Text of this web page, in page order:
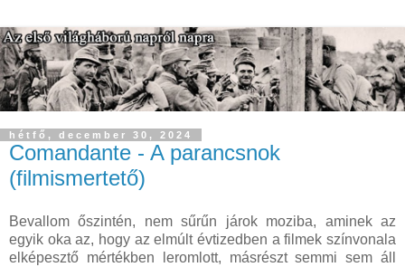
hétfő, december 30, 2024
Comandante - A parancsnok
(filmismertető)
Bevallom őszintén, nem sűrűn járok moziba, aminek az
egyik oka az, hogy az elmúlt évtizedben a filmek színvonala
elképesztő mértékben leromlott, másrészt semmi sem áll